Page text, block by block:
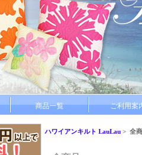
商品一覧 ご利用案
ハワイアンキルト LauLau> 全